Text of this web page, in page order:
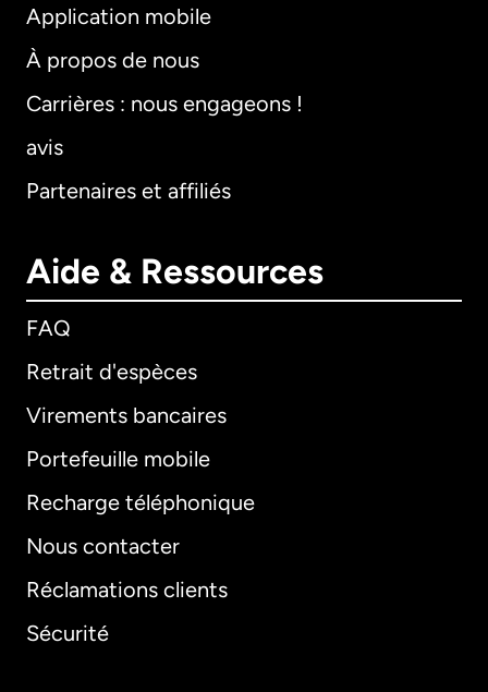
Application mobile
À propos de nous
Carrières : nous engageons !
avis
Partenaires et affiliés
Aide & Ressources
FAQ
Retrait d'espèces
Virements bancaires
Portefeuille mobile
Recharge téléphonique
Nous contacter
Réclamations clients
Sécurité